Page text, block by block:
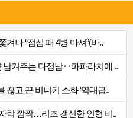
나 “점심 때 4병 마셔”(바..
남겨주는 다정남‥파파라치에 ..
끊고 끈 비니키 소화 ‘역대급..
락 깜짝…리즈 갱신한 인형 비..